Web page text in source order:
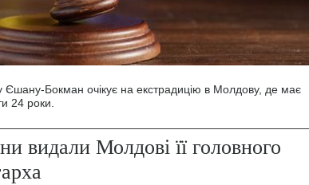
Єшану-Бокман очікує на екстрадицію в Молдову, де має
24 роки.
видали Молдові її головного